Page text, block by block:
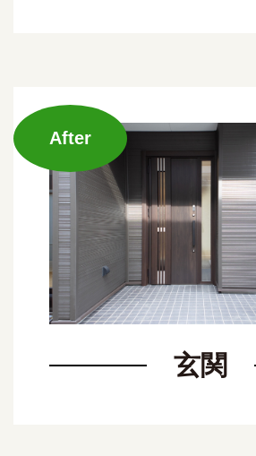
After
玄関